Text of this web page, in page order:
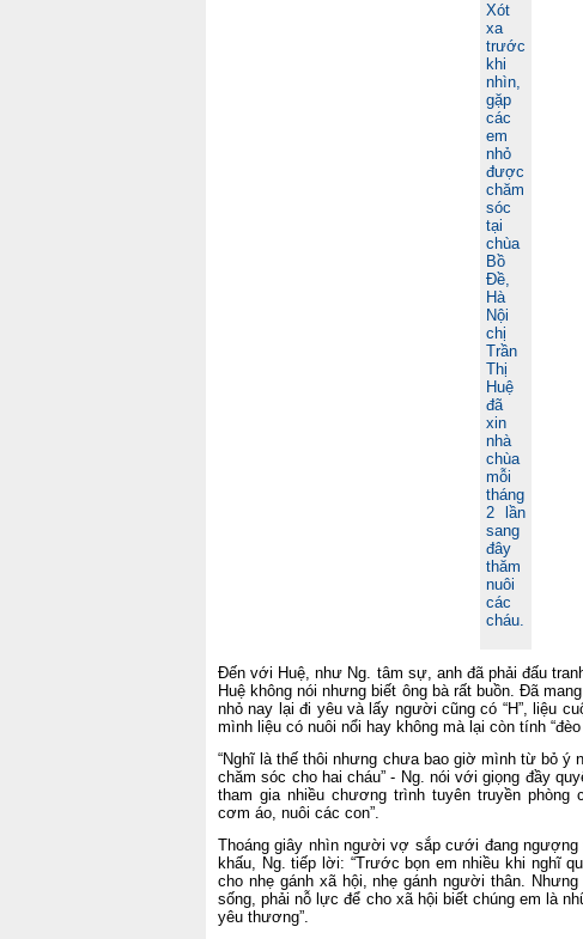
Xót
xa
trước
khi
nhìn,
gặp
các
em
nhỏ
được
chăm
sóc
tại
chùa
Bồ
Đề,
Hà
Nội
chị
Trần
Thị
Huệ
đã
xin
nhà
chùa
mỗi
tháng
2 lần
sang
đây
thăm
nuôi
các
cháu.
Đến với Huệ, như Ng. tâm sự, anh đã phải đấu
Huệ không nói nhưng biết ông bà rất buồn. Đã
nhỏ nay lại đi yêu và lấy người cũng có “H”, liệu
mình liệu có nuôi nổi hay không mà lại còn tính “đèo
“Nghĩ là thế thôi nhưng chưa bao giờ mình từ bỏ ý
chăm sóc cho hai cháu” - Ng. nói với giọng đầy
tham gia nhiều chương trình tuyên truyền phòng
cơm áo, nuôi các con”.
Thoáng giây nhìn người vợ sắp cưới đang
khấu, Ng. tiếp lời: “Trước bọn em nhiều khi nghĩ
cho nhẹ gánh xã hội, nhẹ gánh người thân.
sống, phải nỗ lực để cho xã hội biết chúng em là
yêu thương”.